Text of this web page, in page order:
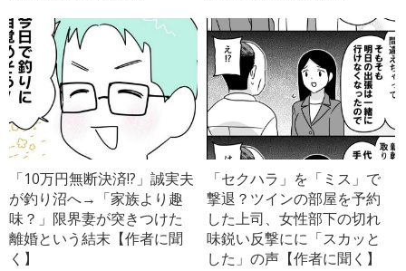
「10万円無断決済!?」誠実夫
が釣り沼へ→「家族より趣
味？」限界妻が突きつけた
離婚という結末【作者に聞
く】
「セクハラ」を「ミス」で
撃退？ツインの部屋を予約
した上司、女性部下の切れ
味鋭い反撃にに「スカッと
した」の声【作者に聞く】